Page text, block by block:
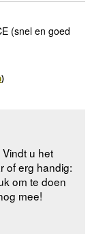
(snel en goed
)
u het
of erg handig:
om te doen
mee!